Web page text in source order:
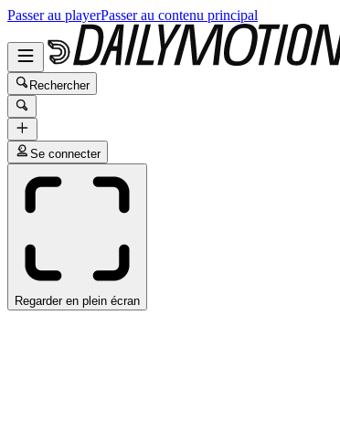
Passer au playerPasser au contenu principal
Rechercher
Se connecter
Regarder en plein écran